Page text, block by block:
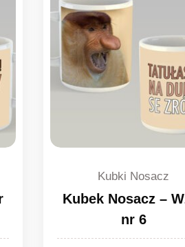
Kubki Nosacz
Kubek Nosacz –
nr 6